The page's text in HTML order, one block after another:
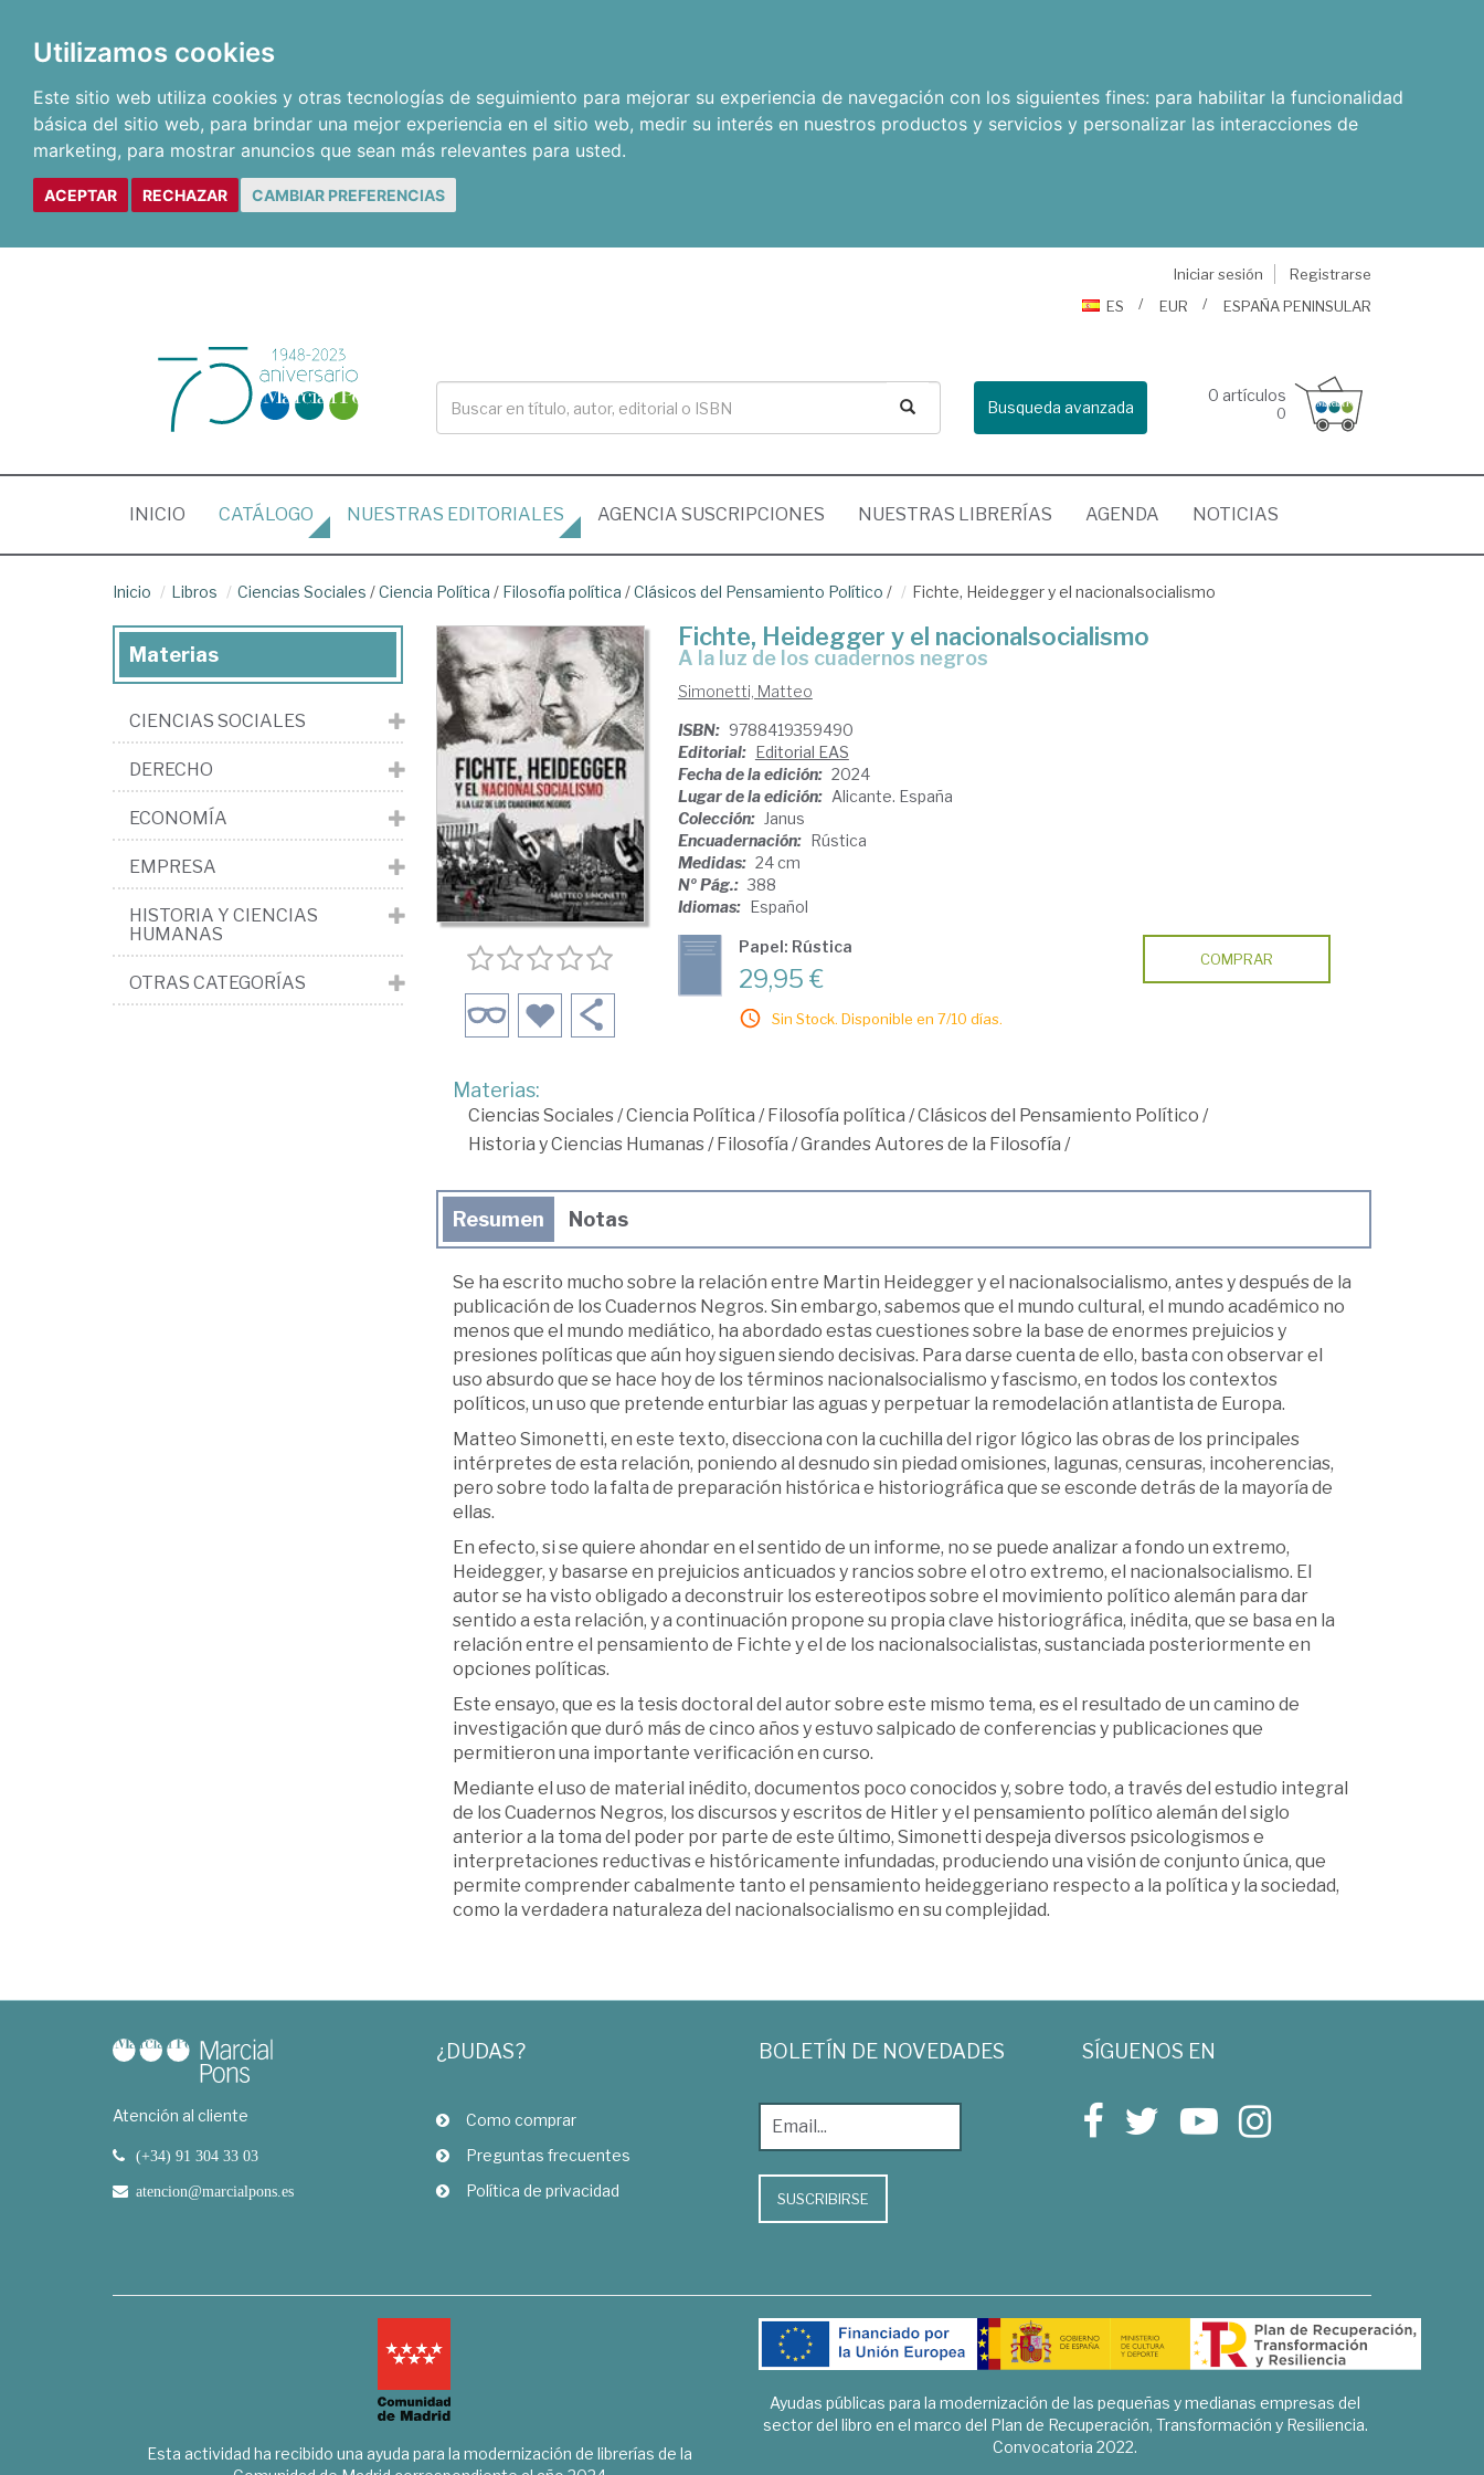
Utilizamos cookies
Este sitio web utiliza cookies y otras tecnologías de seguimiento para mejorar su experiencia de navegación con los siguientes fines: para habilitar la funcionalidad
básica del sitio web, para brindar una mejor experiencia en el sitio web, medir su interés en nuestros productos y servicios y personalizar las interacciones de
marketing, para mostrar anuncios que sean más relevantes para usted.
ACEPTAR RECHAZAR CAMBIAR PREFERENCIAS
Iniciar sesión
Registrarse
ES
EUR ESPAÑA PENINSULAR
Busqueda avanzada
0 artículos
0
INICIO (CURRENT)
CATÁLOGO NUESTRAS EDITORIALES AGENCIA SUSCRIPCIONES NUESTRAS LIBRERÍAS AGENDA NOTICIAS
Inicio Libros Ciencias Sociales /Ciencia Política / Filosofía política /Clásicos del Pensamiento Político / Fichte, Heidegger y el nacionalsocialismo
Fichte, Heidegger y el nacionalsocialismo
a la luz de los cuadernos negros
Simonetti, Matteo
ISBN: 9788419359490
Editorial: Editorial EAS
Fecha de la edición: 2024
Lugar de la edición: Alicante. España
Colección: Janus
Encuadernación: Rústica
Medidas: 24 cm
Nº Pág.: 388
Idiomas: Español
Papel: Rústica
29,95 €
Sin Stock. Disponible en 7/10 días.
COMPRAR
Materias:
Ciencias Sociales/Ciencia Política /Filosofía política /Clásicos del Pensamiento Político /
Historia y Ciencias Humanas/Filosofía /Grandes Autores de la Filosofía /
Resumen Notas
Se ha escrito mucho sobre la relación entre Martin Heidegger y el nacionalsocialismo, antes y después de la
publicación de los Cuadernos Negros. Sin embargo, sabemos que el mundo cultural, el mundo académico no
menos que el mundo mediático, ha abordado estas cuestiones sobre la base de enormes prejuicios y
presiones políticas que aún hoy siguen siendo decisivas. Para darse cuenta de ello, basta con observar el
uso absurdo que se hace hoy de los términos nacionalsocialismo y fascismo, en todos los contextos
políticos, un uso que pretende enturbiar las aguas y perpetuar la remodelación atlantista de Europa.
Matteo Simonetti, en este texto, disecciona con la cuchilla del rigor lógico las obras de los principales
intérpretes de esta relación, poniendo al desnudo sin piedad omisiones, lagunas, censuras, incoherencias,
pero sobre todo la falta de preparación histórica e historiográfica que se esconde detrás de la mayoría de
ellas.
En efecto, si se quiere ahondar en el sentido de un informe, no se puede analizar a fondo un extremo,
Heidegger, y basarse en prejuicios anticuados y rancios sobre el otro extremo, el nacionalsocialismo. El
autor se ha visto obligado a deconstruir los estereotipos sobre el movimiento político alemán para dar
sentido a esta relación, y a continuación propone su propia clave historiográfica, inédita, que se basa en la
relación entre el pensamiento de Fichte y el de los nacionalsocialistas, sustanciada posteriormente en
opciones políticas.
Este ensayo, que es la tesis doctoral del autor sobre este mismo tema, es el resultado de un camino de
investigación que duró más de cinco años y estuvo salpicado de conferencias y publicaciones que
permitieron una importante verificación en curso.
Mediante el uso de material inédito, documentos poco conocidos y, sobre todo, a través del estudio integral
de los Cuadernos Negros, los discursos y escritos de Hitler y el pensamiento político alemán del siglo
anterior a la toma del poder por parte de este último, Simonetti despeja diversos psicologismos e
interpretaciones reductivas e históricamente infundadas, produciendo una visión de conjunto única, que
permite comprender cabalmente tanto el pensamiento heideggeriano respecto a la política y la sociedad,
como la verdadera naturaleza del nacionalsocialismo en su complejidad.
Materias
CIENCIAS SOCIALES
DERECHO
ECONOMÍA
EMPRESA
HISTORIA Y CIENCIAS
HUMANAS
OTRAS CATEGORÍAS
Atención al cliente
(+34) 91 304 33 03
atencion@marcialpons.es
¿DUDAS?
Como comprar
Preguntas frecuentes
Política de privacidad
BOLETÍN DE NOVEDADES
SUSCRIBIRSE
SÍGUENOS EN
Esta actividad ha recibido una ayuda para la modernización de librerías de la
Ayudas públicas para la modernización de las pequeñas y medianas empresas del
sector del libro en el marco del Plan de Recuperación, Transformación y Resiliencia.
Convocatoria 2022.